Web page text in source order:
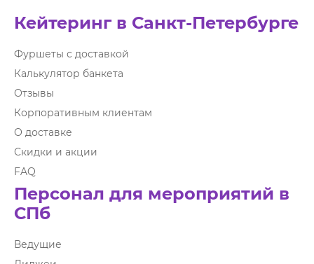
Кейтеринг в Санкт-Петербурге
Фуршеты с доставкой
Калькулятор банкета
Отзывы
Корпоративным клиентам
О доставке
Скидки и акции
FAQ
Персонал для мероприятий в
СПб
Ведущие